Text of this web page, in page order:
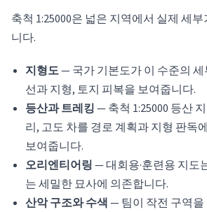
축척 1:25000은 넓은 지역에서 실제 세
니다.
지형도— 국가 기본도가 이 수준의
선과 지형, 토지 피복을 보여줍니다.
등산과 트레킹— 축척 1:25000 등산
리, 고도 차를 경로 계획과 지형 판독
보여줍니다.
오리엔티어링— 대회용·훈련용 지도
는 세밀한 묘사에 의존합니다.
산악 구조와 수색 — 팀이 작전 구역